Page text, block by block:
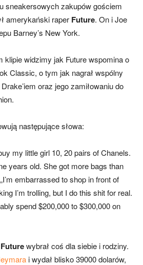
sneakersowych zakupów gościem
amerykański raper Future. On i Joe
Barney’s New York.
klipie widzimy jak Future wspomina o
Classic, o tym jak nagrał wspólny
oraz jego zamiłowaniu do
następujące słowa:
my little girl 10, 20 pairs of Chanels.
years old. She got more bags than
embarrassed to shop in front of
I’m trolling, but I do this shit for real.
spend $200,000 to $300,000 on
Futurewybrał coś dla siebie i rodziny.
i wydał blisko 39000 dolarów,